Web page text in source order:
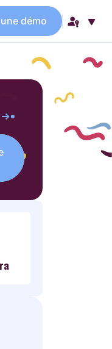
démo